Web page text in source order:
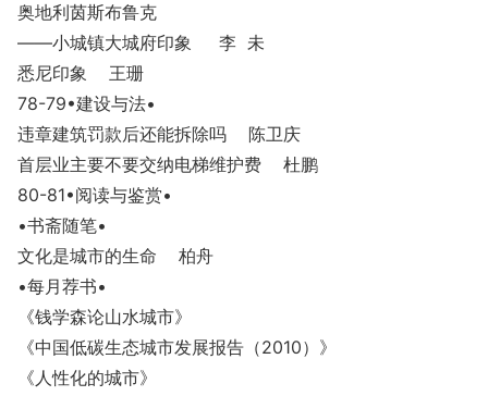
奥地利茵斯布鲁克
——小城镇大城府印象 李 未
悉尼印象 王珊
78-79•建设与法•
违章建筑罚款后还能拆除吗 陈卫庆
首层业主要不要交纳电梯维护费 杜鹏
80-81•阅读与鉴赏•
•书斋随笔•
文化是城市的生命 柏舟
•每月荐书•
《钱学森论山水城市》
《中国低碳生态城市发展报告（2010）》
《人性化的城市》